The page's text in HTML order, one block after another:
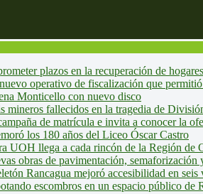
plazos en la recuperación de
operativo de fiscalización que
Monticello con nuevo disco
mineros fallecidos en la tragedia de
de matrícula e invita a conocer la
los 180 años del Liceo Óscar Castro
UOH llega a cada rincón de la Región de
obras de pavimentación,
Rancagua mejoró accesibilidad en seis
escombros en un espacio público de